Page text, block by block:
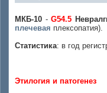
МКБ-10 -G54.5
плечевая плексопатия).
Статистика: в год
Этилогия и патогенез